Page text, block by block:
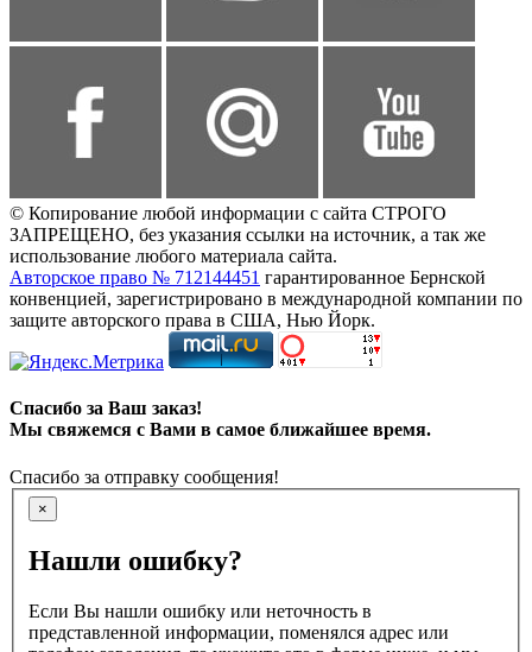
© Копирование любой информации с сайта СТРОГО
ЗАПРЕЩЕНО, без указания ссылки на источник, а так же
использование любого материала сайта.
Авторское право № 712144451 гарантированное Бернской
конвенцией, зарегистрировано в международной компании по
защите авторского права в США, Нью Йорк.
Спасибо за Ваш заказ!
Мы свяжемся с Вами в самое ближайшее время.
Спасибо за отправку сообщения!
×
Нашли ошибку?
Если Вы нашли ошибку или неточность в
представленной информации, поменялся адрес или